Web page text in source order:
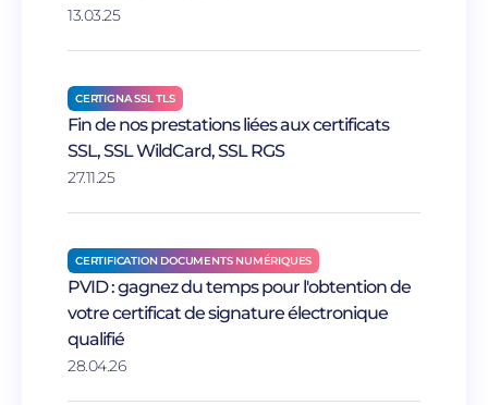
13.03.25
CERTIGNA SSL TLS
Fin de nos prestations liées aux certificats
SSL, SSL WildCard, SSL RGS
27.11.25
CERTIFICATION DOCUMENTS NUMÉRIQUES
PVID : gagnez du temps pour l'obtention de
votre certificat de signature électronique
qualifié
28.04.26